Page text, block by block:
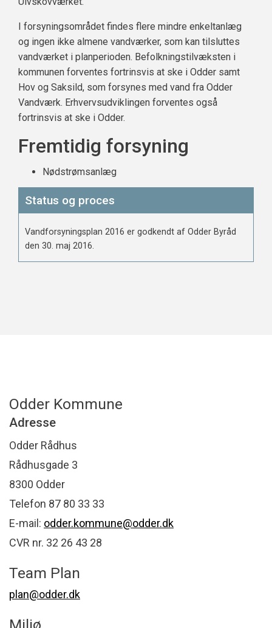
I forsyningsområdet findes flere mindre enkeltanlæg
og ingen ikke almene vandværker, som kan tilsluttes
vandværket i planperioden. Befolkningstilvæksten i
kommunen forventes fortrinsvis at ske i Odder samt
Hov og Saksild, som forsynes med vand fra Odder
Vandværk. Erhvervsudviklingen forventes også
fortrinsvis at ske i Odder.
Fremtidig forsyning
Nødstrømsanlæg
Status og proces
Vandforsyningsplan 2016 er godkendt af Odder Byråd
den 30. maj 2016.
Odder Kommune
Adresse
Odder Rådhus
Rådhusgade 3
8300 Odder
Telefon 87 80 33 33
E-mail: odder.kommune@odder.dk
CVR nr. 32 26 43 28
Team Plan
plan@odder.dk